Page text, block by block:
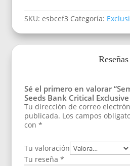
SKU:esbcef3 Categoría:
Reseñas
Sé el primero en valorar
Seeds Bank Critical
Tu dirección de correo
publicada. Los campos
con*
Tu valoración
Tu reseña*